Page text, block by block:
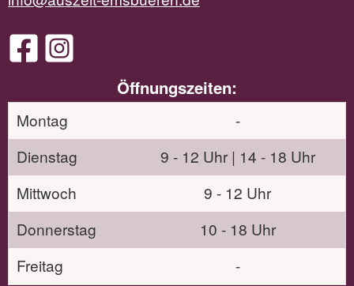
Öffnungszeiten:
Montag
-
Dienstag
9 - 12 Uhr | 14 - 18 Uhr
Mittwoch
9 - 12 Uhr
Donnerstag
10 - 18 Uhr
Freitag
-